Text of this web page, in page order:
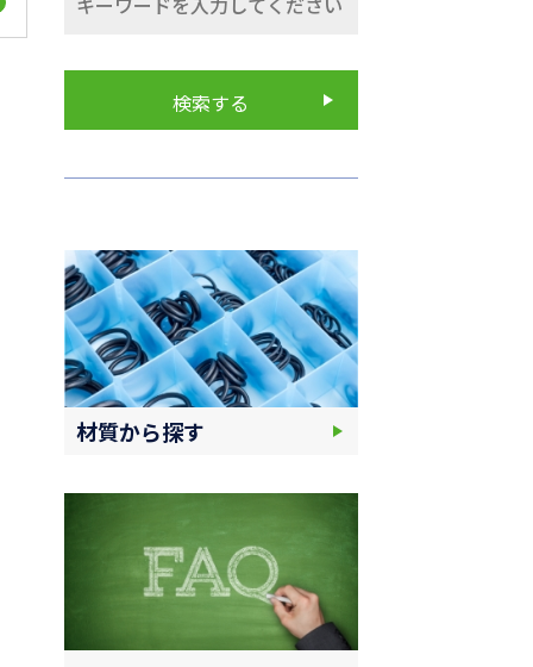
材質から探す